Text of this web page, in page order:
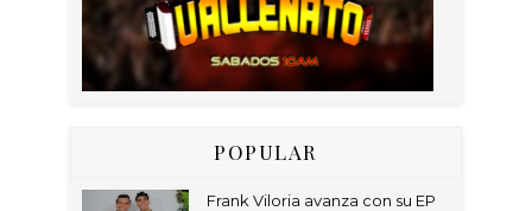
POPULAR
Frank Viloria avanza con su EP